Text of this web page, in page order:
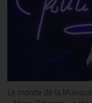
Le monde de la